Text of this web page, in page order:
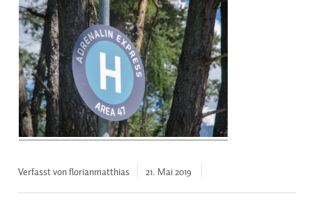
Verfasst von florianmatthias 21. Mai2019